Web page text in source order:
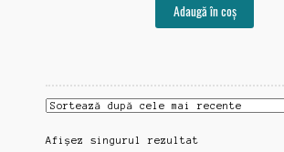
Adaugă în coș
Afișez singurul rezultat